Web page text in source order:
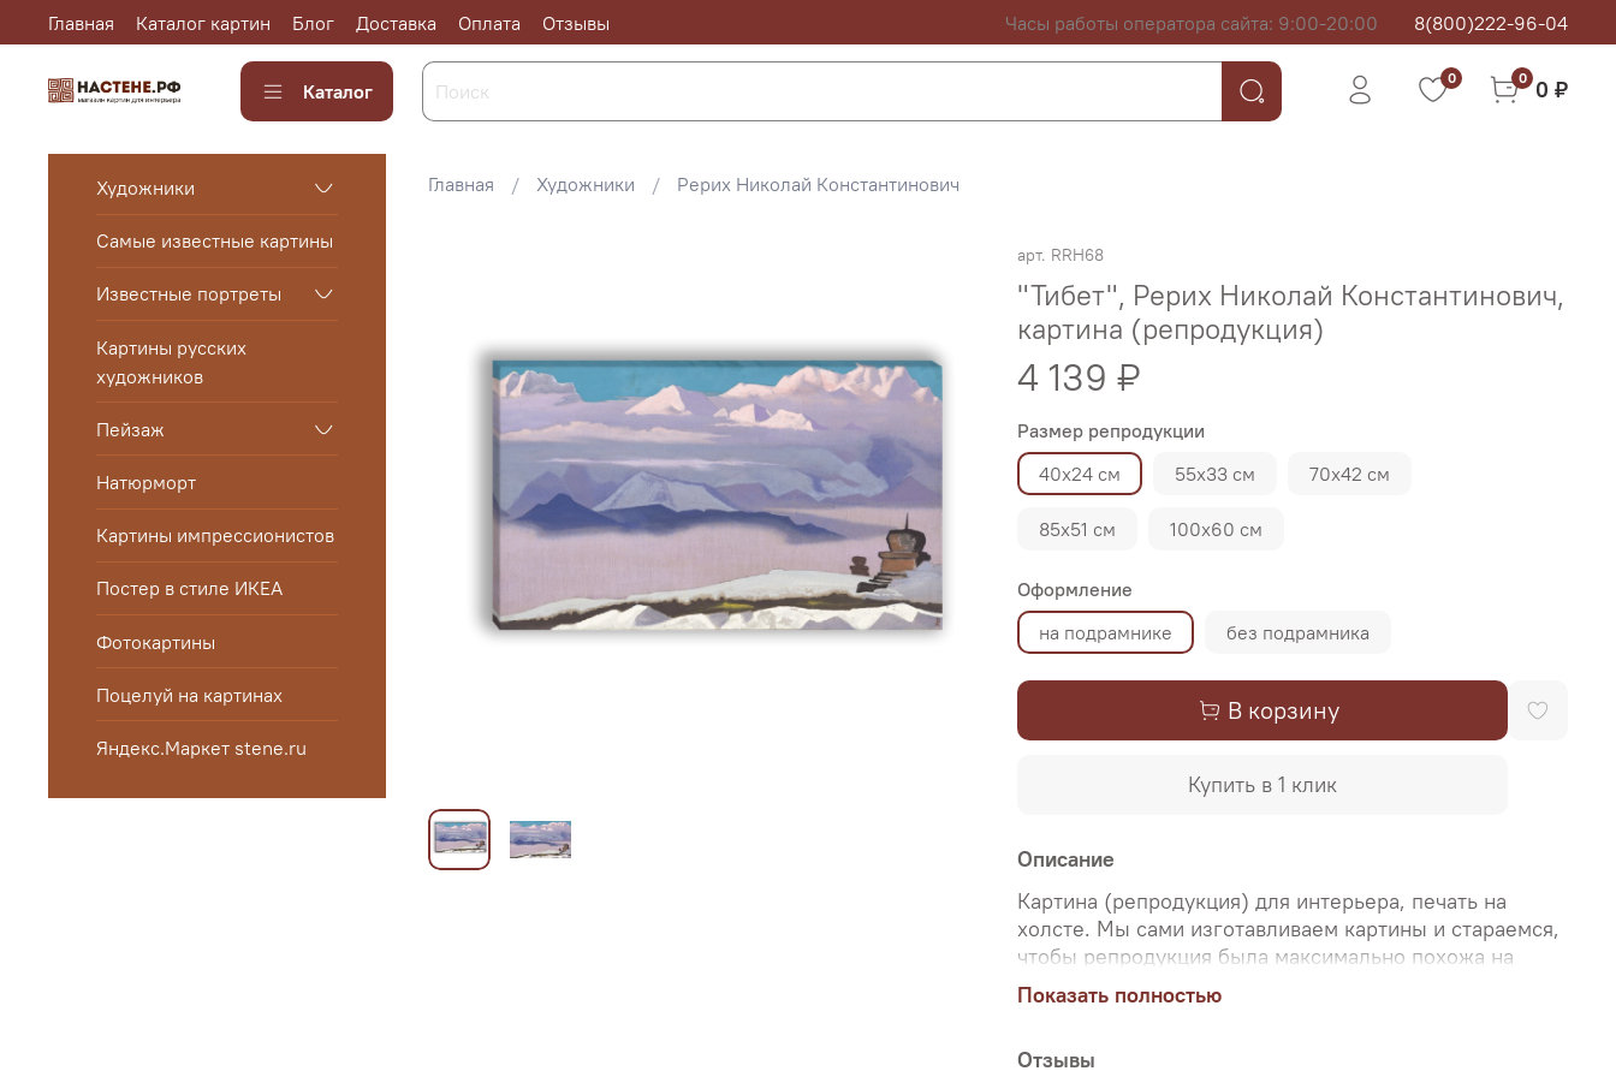
Главная Каталог картин Блог Доставка Оплата Отзывы Часы работы оператора сайта: 9:00-20:00 8(800)222-96-04
Каталог
0 0 0 ₽
Главная Художники Рерих Николай Константинович
арт. RRH68
"Тибет", Рерих Николай Константинович,
картина (репродукция)
4 139 ₽
Размер репродукции
40х24 см
55х33 см 70х42 см
85х51 см 100х60 см
Оформление
на подрамнике
без подрамника
В корзину
Купить в 1 клик
Описание
Картина (репродукция) для интерьера, печать на
холсте. Мы сами изготавливаем картины и стараемся,
чтобы репродукция была максимально похожа на
оригинальную картину, какой её создал художник.
Именно поэтому, мы уделяем особое внимание
печати используются художественный хлопковый
Показать полностью
Отзывы
Художники
Самые известные картины
Известные портреты
Картины русских
художников
Пейзаж
Натюрморт
Картины импрессионистов
Постер в стиле ИКЕА
Фотокартины
Поцелуй на картинах
Яндекс.Маркет stene.ru